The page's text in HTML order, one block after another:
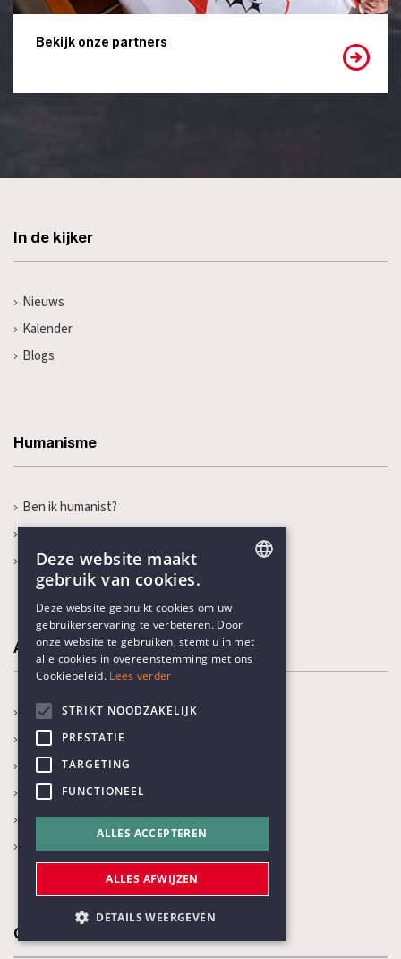
Bekijk onze partners
In de kijker
Nieuws
Kalender
Blogs
Humanisme
Ben ik humanist?
Onze thema's
Activiteiten
In de kijker
Kalender
Recente activiteiten
Prijs Vrijzinnig Humanisme
Boekenprijs
Karel Poma-lezing
Onze thema's
DUTCH
Deze website maakt
gebruik van cookies.
Deze website gebruikt cookies om uw
gebruikerservaring te verbeteren. Door
onze website te gebruiken, stemt u in met
alle cookies in overeenstemming met ons
Cookiebeleid. Lees verder
STRIKT NOODZAKELIJK
PRESTATIE
TARGETING
FUNCTIONEEL
ALLES ACCEPTEREN
ALLES AFWIJZEN
DETAILS WEERGEVEN